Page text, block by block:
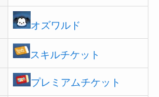
オズワルド
スキルチケット
プレミアムチケット